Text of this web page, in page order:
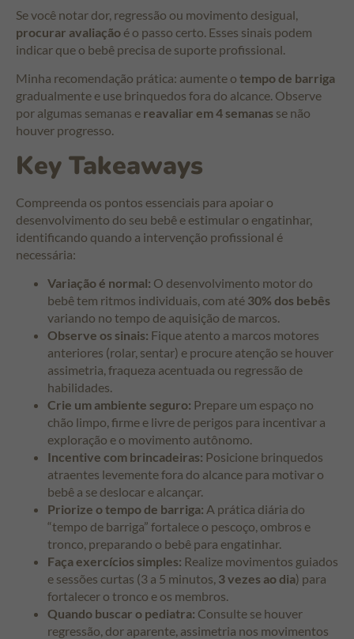
Se você notar dor, regressão ou movimento desigual,
procurar avaliação é o passo certo. Esses sinais podem
indicar que o bebê precisa de suporte profissional.
Minha recomendação prática: aumente o tempo de barriga
gradualmente e use brinquedos fora do alcance. Observe
por algumas semanas e reavaliar em 4 semanas se não
houver progresso.
Key Takeaways
Compreenda os pontos essenciais para apoiar o
desenvolvimento do seu bebê e estimular o engatinhar,
identificando quando a intervenção profissional é
necessária:
Variação é normal: O desenvolvimento motor do
bebê tem ritmos individuais, com até 30% dos bebês
variando no tempo de aquisição de marcos.
Observe os sinais: Fique atento a marcos motores
anteriores (rolar, sentar) e procure atenção se houver
assimetria, fraqueza acentuada ou regressão de
habilidades.
Crie um ambiente seguro: Prepare um espaço no
chão limpo, firme e livre de perigos para incentivar a
exploração e o movimento autônomo.
Incentive com brincadeiras: Posicione brinquedos
atraentes levemente fora do alcance para motivar o
bebê a se deslocar e alcançar.
Priorize o tempo de barriga: A prática diária do
“tempo de barriga” fortalece o pescoço, ombros e
tronco, preparando o bebê para engatinhar.
Faça exercícios simples: Realize movimentos guiados
e sessões curtas (3 a 5 minutos, 3 vezes ao dia) para
fortalecer o tronco e os membros.
Quando buscar o pediatra: Consulte se houver
regressão, dor aparente, assimetria nos movimentos